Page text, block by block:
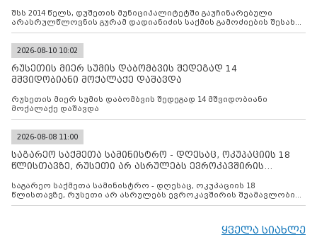
შსს 2014 წელს, დუშეთის მუნიციპალიტეტში გაუჩინარებული
არასრულწლოვნის გურამ დადიანიძის საქმის გამოძიების შესახებ
ინფორმაციას ავრცელებს
2026-08-10 10:02
რუსეთის მიერ სუმის დაბომბვის შედეგად 14
მშვიდობიანი მოქალაქე დაშავდა
რუსეთის მიერ სუმის დაბომბვის შედეგად 14 მშვიდობიანი
მოქალაქე დაშავდა
2026-08-08 11:00
საგარეო საქმეთა სამინისტრო - დღესაც, ოკუპაციის 18
წლისთავზე, რუსეთი არ ასრულებს ევროკავშირის
საგარეო საქმეთა სამინისტრო - დღესაც, ოკუპაციის 18
წლისთავზე, რუსეთი არ ასრულებს ევროკავშირის შუამავლობით
დადებულ 2008 წლის 12 აგვისტოს ცეცხლის შეწყვეტის
მილიტარიზაციის პროცესს და აქტიურად დგამს ნაბიჯებს მათი
ყველა სიახლე